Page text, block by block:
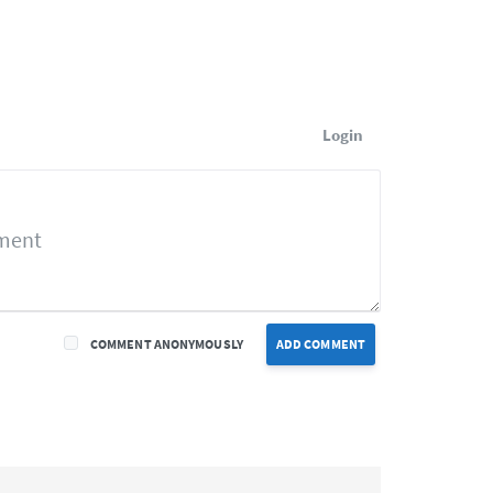
Login
ADD COMMENT
COMMENT ANONYMOUSLY